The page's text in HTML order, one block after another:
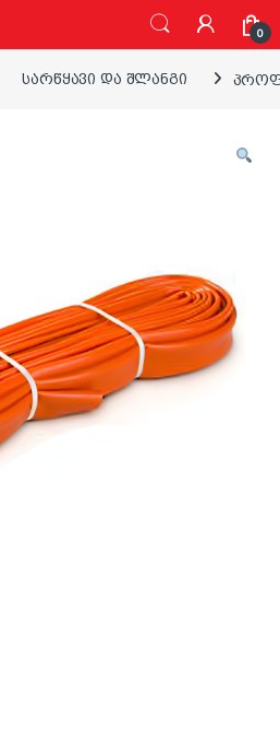
0
სარწყავი და შლანგი